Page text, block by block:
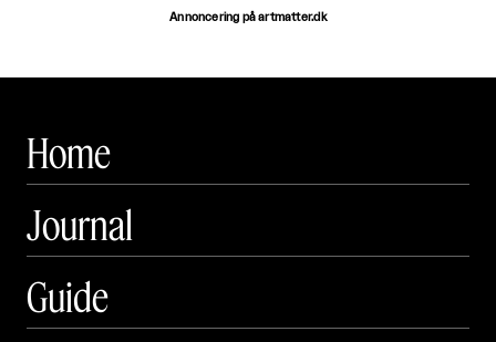
Annoncering på artmatter.dk
Home
Journal
Guide